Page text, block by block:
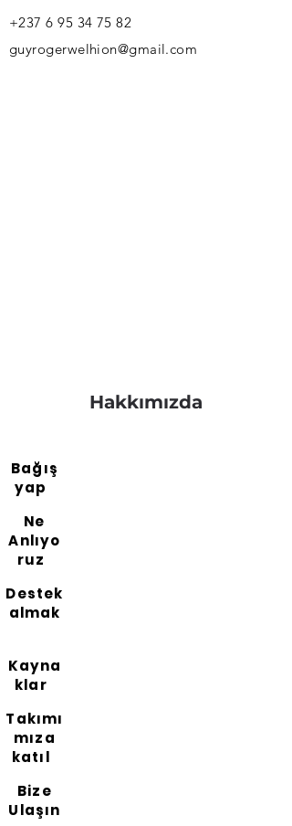
+237 6 95 34 75 82
guyrogerwelhion@gmail.com
Hakkımızda
Bağış
yap
Ne
Anlıyo
ruz
Destek
almak
Kayna
klar
Takımı
mıza
katıl
Bize
Ulaşın